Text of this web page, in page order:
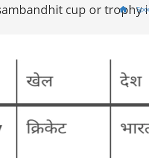
sambandhit cup or >